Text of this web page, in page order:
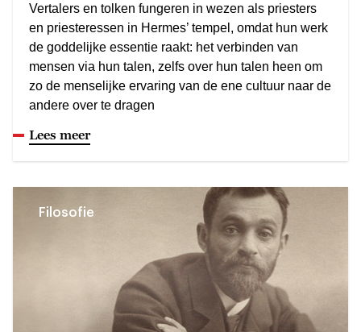
Vertalers en tolken fungeren in wezen als priesters
en priesteressen in Hermes’ tempel, omdat hun werk
de goddelijke essentie raakt: het verbinden van
mensen via hun talen, zelfs over hun talen heen om
zo de menselijke ervaring van de ene cultuur naar de
andere over te dragen
Lees meer
Filosofie